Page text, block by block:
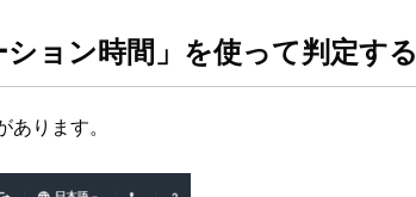
ョン時間」を使って判定する
ります。